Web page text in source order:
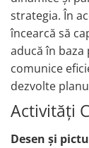
strategia. În
încearcă să
aducă în
comunice
dezvolte
Activități
Desen și